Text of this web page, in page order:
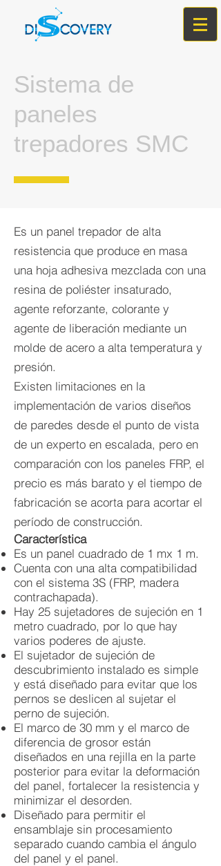
Sistema de
paneles
trepadores SMC
Es un panel trepador de alta
resistencia que produce en masa
una hoja adhesiva mezclada con una
resina de poliéster insaturado,
agente reforzante, colorante y
agente de liberación mediante un
molde de acero a alta temperatura y
presión.
Existen limitaciones en la
implementación de varios diseños
de paredes desde el punto de vista
de un experto en escalada, pero en
comparación con los paneles FRP, el
precio es más barato y el tiempo de
fabricación se acorta para acortar el
período de construcción.
Característica
Es un panel cuadrado de 1 mx 1 m.
Cuenta con una alta compatibilidad
con el sistema 3S (FRP, madera
contrachapada).
Hay 25 sujetadores de sujeción en 1
metro cuadrado, por lo que hay
varios poderes de ajuste.
El sujetador de sujeción de
descubrimiento instalado es simple
y está diseñado para evitar que los
pernos se deslicen al sujetar el
perno de sujeción.
El marco de 30 mm y el marco de
diferencia de grosor están
diseñados en una rejilla en la parte
posterior para evitar la deformación
del panel, fortalecer la resistencia y
minimizar el desorden.
Diseñado para permitir el
ensamblaje sin procesamiento
separado cuando cambia el ángulo
del panel y el panel.